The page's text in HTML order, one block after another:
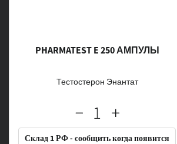
PHARMATEST E 250 АМПУЛЫ
Тестостерон Энантат
Склад 1 РФ - сообщить когда появится